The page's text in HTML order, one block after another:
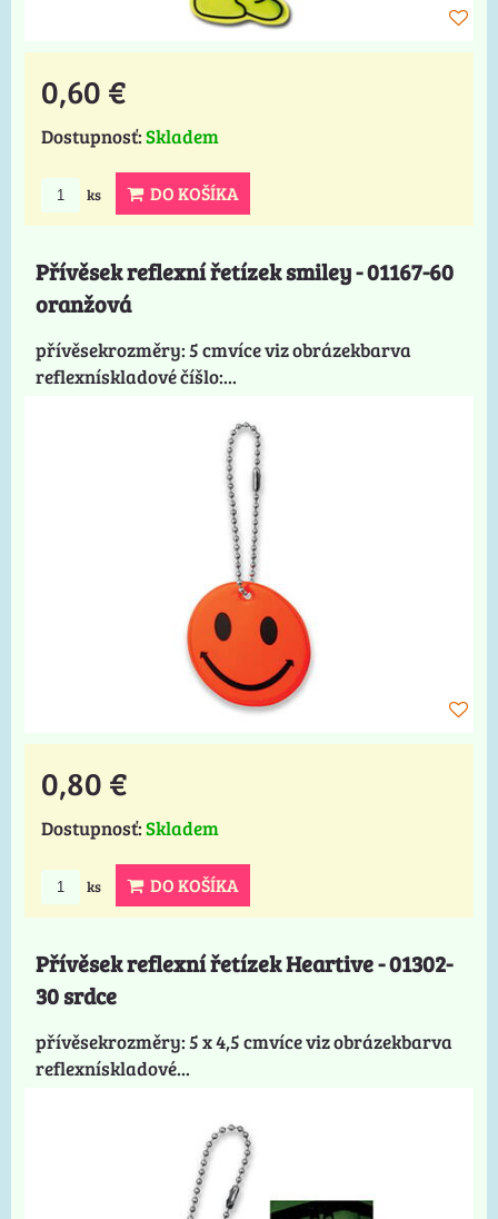
0,60 €
Dostupnosť:Skladem
ks DO KOŠÍKA
Přívěsek reflexní řetízek smiley - 01167-60
oranžová
přívěsekrozměry: 5 cmvíce viz obrázekbarva
reflexnískladové číšlo:...
0,80 €
Dostupnosť:Skladem
ks DO KOŠÍKA
Přívěsek reflexní řetízek Heartive - 01302-
30 srdce
přívěsekrozměry: 5 x 4,5 cmvíce viz obrázekbarva
reflexnískladové...